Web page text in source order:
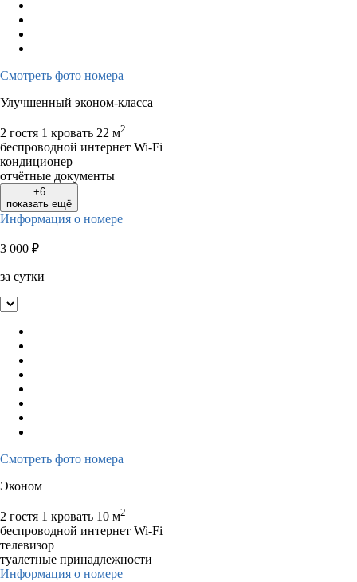
Смотреть фото номера
Улучшенный эконом-класса
2 гостя 1 кровать 22 м2
беспроводной интернет Wi-Fi
кондиционер
отчётные документы
+6
показать ещё
Информация о номере
3 000 ₽
за сутки
Смотреть фото номера
Эконом
2 гостя 1 кровать 10 м2
беспроводной интернет Wi-Fi
телевизор
туалетные принадлежности
Информация о номере